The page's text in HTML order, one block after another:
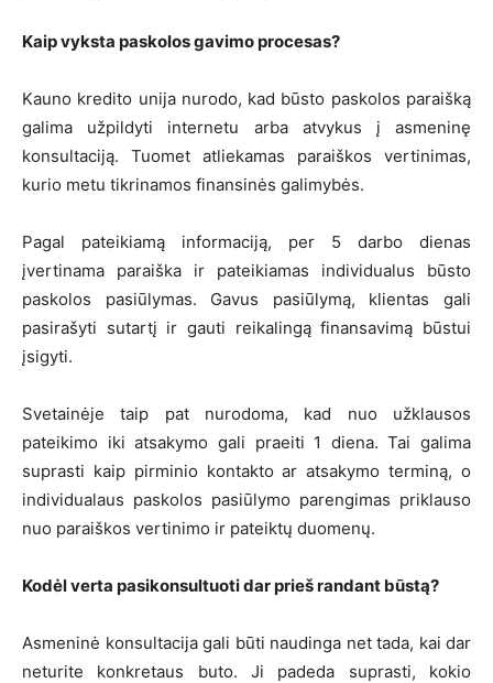
Kaip vyksta paskolos gavimo procesas?
Kauno kredito unija nurodo, kad būsto paskolos paraišką
galima užpildyti internetu arba atvykus į asmeninę
konsultaciją. Tuomet atliekamas paraiškos vertinimas,
kurio metu tikrinamos finansinės galimybės.
Pagal pateikiamą informaciją, per 5 darbo dienas
įvertinama paraiška ir pateikiamas individualus būsto
paskolos pasiūlymas. Gavus pasiūlymą, klientas gali
pasirašyti sutartį ir gauti reikalingą finansavimą būstui
įsigyti.
Svetainėje taip pat nurodoma, kad nuo užklausos
pateikimo iki atsakymo gali praeiti 1 diena. Tai galima
suprasti kaip pirminio kontakto ar atsakymo terminą, o
individualaus paskolos pasiūlymo parengimas priklauso
nuo paraiškos vertinimo ir pateiktų duomenų.
Kodėl verta pasikonsultuoti dar prieš randant būstą?
Asmeninė konsultacija gali būti naudinga net tada, kai dar
neturite konkretaus buto. Ji padeda suprasti, kokio